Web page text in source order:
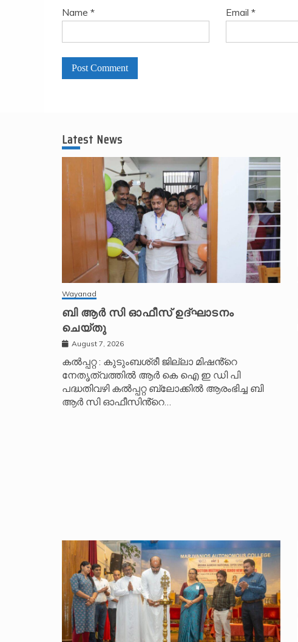
Name * Email*
t
e
:
Latest News
Wayanad
ബി ആർ സി ഓഫീസ് ഉദ്ഘാടനം
ചെയ്തു
August 7, 2026
കൽപ്പറ്റ : കുടുംബശ്രീ ജില്ലാ മിഷൻ്റെ
നേതൃത്വത്തിൽ ആർ കെ ഐ ഇ ഡി പി
പദ്ധതിവഴി കൽപ്പറ്റ ബ്ലോക്കിൽ ആരംഭിച്ച ബി
ആർ സി ഓഫീസിൻ്റെ…